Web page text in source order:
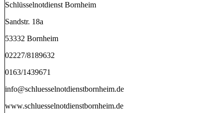
Schlüsselnotdienst Bornheim
Sandstr. 18a
53332 Bornheim
02227/8189632
0163/1439671
info@schluesselnotdienstbornheim.de
www.schluesselnotdienstbornheim.de